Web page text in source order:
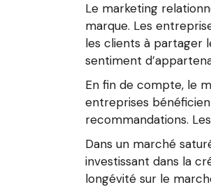
Le marketing
marque. Les
les clients à partager
sentiment
En fin de compte, le
entreprises
recommandations.
Dans un marché
investissant dans la
longévité sur le